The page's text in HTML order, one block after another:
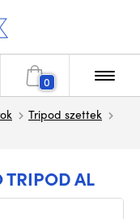
0
Tripod szettek
TRIPOD AL